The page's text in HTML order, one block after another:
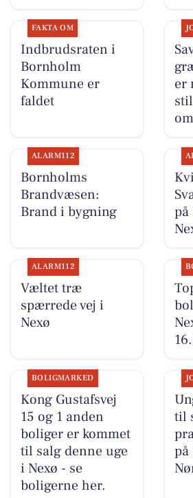
FAKTA OM
Indbrudsraten i
Bornholm
Kommune er
faldet
er
ALARM112
Bornholms
Brandvæsen:
Brand i bygning
på
ALARM112
Væltet træ
spærrede vej i
Nexø
BOLIGMARKED
Kong Gustafsvej
15 og 1 anden
boliger er kommet
til salg denne uge
i Nexø - se
boligerne her.
til
på